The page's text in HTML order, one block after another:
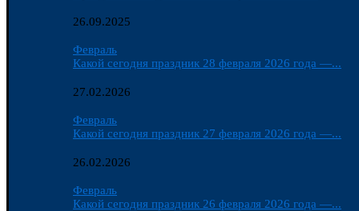
26.09.2025
Февраль
Какой сегодня праздник 28 февраля 2026 года —...
27.02.2026
Февраль
Какой сегодня праздник 27 февраля 2026 года —...
26.02.2026
Февраль
Какой сегодня праздник 26 февраля 2026 года —...